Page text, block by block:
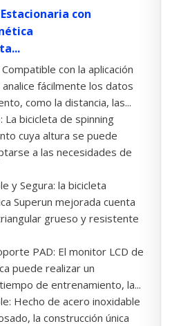
con
con la aplicación
fácilmente los datos
como la distancia, las...
La bicicleta de spinning
cuya altura se puede
a las necesidades de
y Segura: la bicicleta
Superun mejorada cuenta
grueso y resistente
PAD: El monitor LCD de
puede realizar un
de entrenamiento, la...
Hecho de acero inoxidable
la construcción única